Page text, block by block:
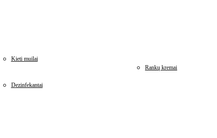
Kieti muilai
Rankų kremai
Dezinfekantai